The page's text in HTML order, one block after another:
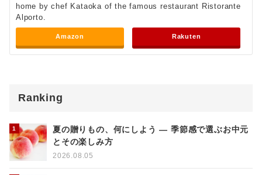
home by chef Kataoka of the famous restaurant Ristorante
Alporto.
Amazon Rakuten
Ranking
夏の贈りもの、何にしよう ― 季節感で選ぶお中元
とその楽しみ方
2026.08.05